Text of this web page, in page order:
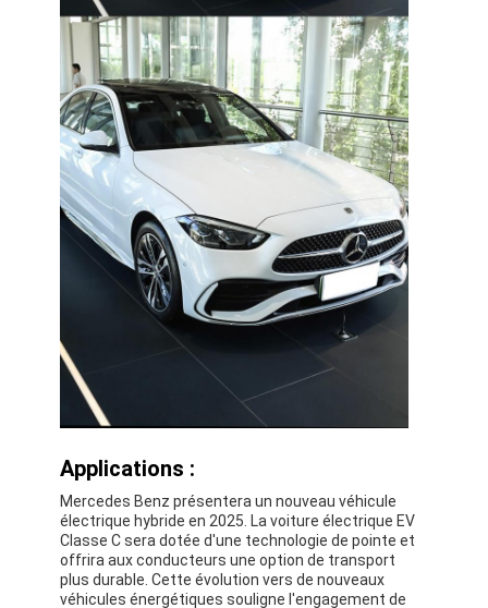
Applications :
Mercedes Benz présentera un nouveau véhicule
électrique hybride en 2025. La voiture électrique EV
Classe C sera dotée d'une technologie de pointe et
offrira aux conducteurs une option de transport
plus durable. Cette évolution vers de nouveaux
véhicules énergétiques souligne l'engagement de